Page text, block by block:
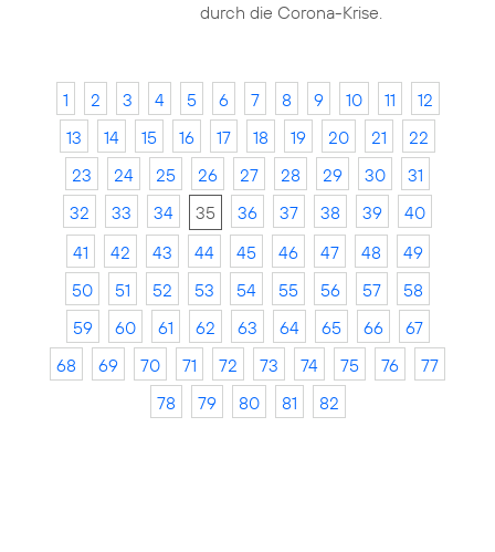
durch die Corona-Krise.
1 2 3 4 5 6 7 8 9 10 11
12
13
14 15 16 17 18 19 20 21
22
23
24 25 26 27 28 29 30
31
32
33 34 35 36 37 38 39
40
41
42 43 44 45 46 47 48
49
50
51 52 53 54 55 56 57
58
59
60 61 62 63 64 65 66
67
68
69 70 71 72 73 74 75 76
77
78
79 80 81 82